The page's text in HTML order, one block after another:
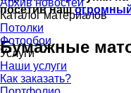
Архив новостей
Каталог материалов
Потолки
Фотообои
Услуги
Наши услуги
Как заказать?
посетив наш
Бумажные